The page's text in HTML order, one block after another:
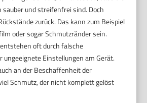
sauber und streifenfrei sind. Doch
zurück. Das kann zum Beispiel
oder sogar Schmutzränder sein.
oft durch falsche
ungeeignete Einstellungen am Gerät.
an der Beschaffenheit der
Schmutz, der nicht komplett gelöst